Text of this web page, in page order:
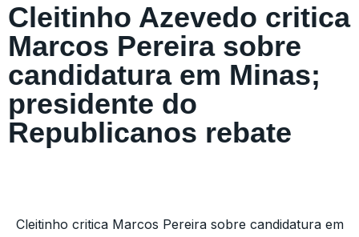
Cleitinho Azevedo critica
Marcos Pereira sobre
candidatura em Minas;
presidente do
Republicanos rebate
Cleitinho critica Marcos Pereira sobre candidatura em